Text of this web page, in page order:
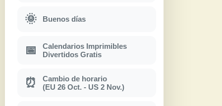
🌞 Buenos días
📅
Calendarios Imprimibles
Divertidos Gratis
⏰
Cambio de horario
(EU 26 Oct. - US 2 Nov.)